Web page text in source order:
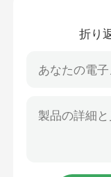
銀製の電気分
ガス吸収 タワー
不用なガスの
折り